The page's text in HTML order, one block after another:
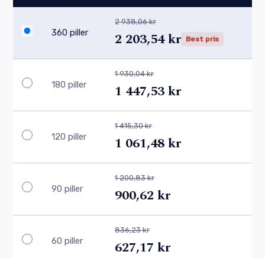
360 piller
2 938,06 kr
2 203,54 kr Best pris
180 piller
1 930,04 kr
1 447,53 kr
120 piller
1 415,30 kr
1 061,48 kr
90 piller
1 200,83 kr
900,62 kr
60 piller
836,23 kr
627,17 kr